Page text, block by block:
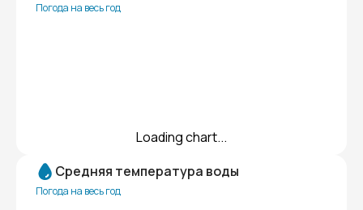
Погода на весь год
Loading chart...
Средняя температура воды
Погода на весь год